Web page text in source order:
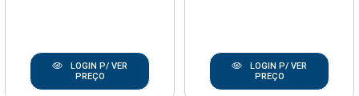
LOGIN P/ VER
PREÇO
LOGIN P/ VER
PREÇO